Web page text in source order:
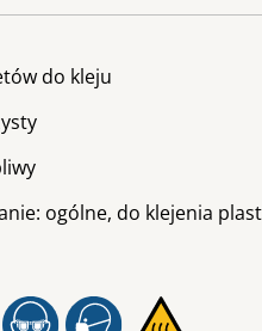
do kleju
ogólne, do klejenia